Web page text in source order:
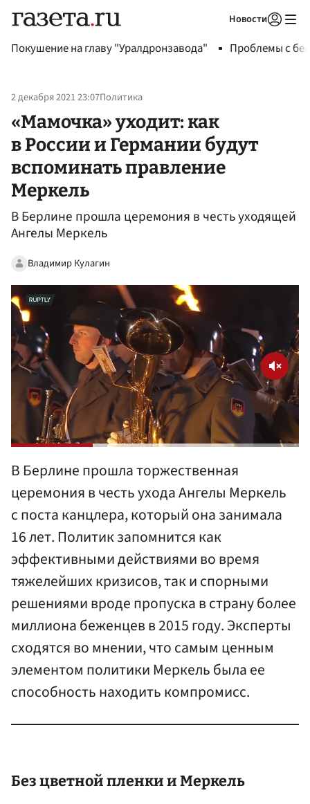
Новости
Покушение на главу "Уралдронзавода" Проблемы с
2 декабря 2021 23:07Политика
«Мамочка» уходит: как
в России и Германии будут
вспоминать правление
Меркель
В Берлине прошла церемония в честь уходящей
Ангелы Меркель
Владимир Кулагин
В Берлине прошла торжественная
церемония в честь ухода Ангелы Меркель
с поста канцлера, который она занимала
16 лет. Политик запомнится как
эффективными действиями во время
тяжелейших кризисов, так и спорными
решениями вроде пропуска в страну более
миллиона беженцев в 2015 году. Эксперты
сходятся во мнении, что самым ценным
элементом политики Меркель была ее
способность находить компромисс.
Без цветной пленки иМеркель